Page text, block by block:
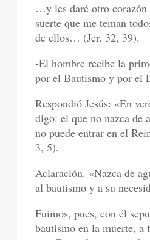
…y les daré otro
suerte que me teman
de ellos… (Jer. 32, 39).
-El hombre recibe la
por el Bautismo y por el
Respondió Jesús: «En
digo: el que no nazca de
no puede entrar en el
3, 5).
Aclaración. «Nazca de
al bautismo y a su
Fuimos, pues, con él
bautismo en la muerte, a